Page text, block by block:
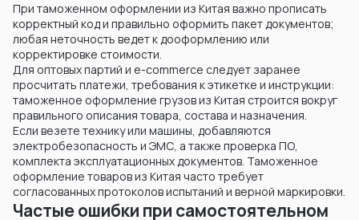
При таможенном оформлении из Китая важно прописать
корректный код и правильно оформить пакет документов;
любая неточность ведет к дооформлению или
корректировке стоимости.
Для оптовых партий и e-commerce следует заранее
просчитать платежи, требования к этикетке и инструкции:
таможенное оформление грузов из Китая строится вокруг
правильного описания товара, состава и назначения.
Если везете технику или машины, добавляются
электробезопасность и ЭМС, а также проверка ПО,
комплекта эксплуатационных документов. Таможенное
оформление товаров из Китая часто требует
согласованных протоколов испытаний и верной маркировки.
Частые ошибки при самостоятельном